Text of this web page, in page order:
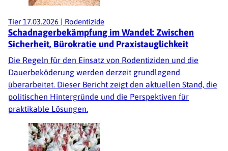
Tier 17.03.2026 | Rodentizide
Schadnagerbekämpfung im Wandel: Zwischen
Sicherheit, Bürokratie und Praxistauglichkeit
Die Regeln für den Einsatz von Rodentiziden und die
Dauerbeköderung werden derzeit grundlegend
überarbeitet. Dieser Bericht zeigt den aktuellen Stand, die
politischen Hintergründe und die Perspektiven für
praktikable Lösungen.